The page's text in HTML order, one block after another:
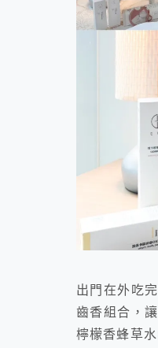
出門在外吃
齒香組合，
檸檬香蜂草